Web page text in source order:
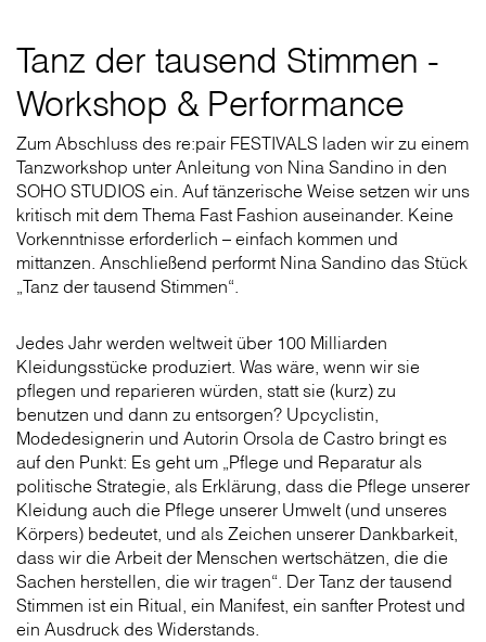
Tanz der tausend Stimmen -
Workshop & Performance
Zum Abschluss des re:pair FESTIVALS laden wir zu einem
Tanzworkshop unter Anleitung von Nina Sandino in den
SOHO STUDIOS ein. Auf tänzerische Weise setzen wir uns
kritisch mit dem Thema Fast Fashion auseinander. Keine
Vorkenntnisse erforderlich – einfach kommen und
mittanzen. Anschließend performt Nina Sandino das Stück
„Tanz der tausend Stimmen“.
Jedes Jahr werden weltweit über 100 Milliarden
Kleidungsstücke produziert. Was wäre, wenn wir sie
pflegen und reparieren würden, statt sie (kurz) zu
benutzen und dann zu entsorgen? Upcyclistin,
Modedesignerin und Autorin Orsola de Castro bringt es
auf den Punkt: Es geht um „Pflege und Reparatur als
politische Strategie, als Erklärung, dass die Pflege unserer
Kleidung auch die Pflege unserer Umwelt (und unseres
Körpers) bedeutet, und als Zeichen unserer Dankbarkeit,
dass wir die Arbeit der Menschen wertschätzen, die die
Sachen herstellen, die wir tragen“. Der Tanz der tausend
Stimmen ist ein Ritual, ein Manifest, ein sanfter Protest und
ein Ausdruck des Widerstands.